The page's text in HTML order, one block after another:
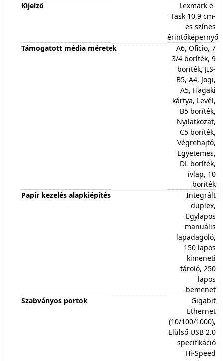
Kijelző
Lexmark e-
Task 10,9 cm-
es színes
érintőképernyő
Támogatott média méretek
A6, Oficio, 7
3/4 boríték, 9
boríték, JIS-
B5, A4, Jogi,
A5, Hagaki
kártya, Levél,
B5 boríték,
Nyilatkozat,
C5 boríték,
Végrehajtó,
Egyetemes,
DL boríték,
ívlap, 10
boríték
Papír kezelés alapkiépítés
Integrált
duplex,
Egylapos
manuális
lapadagoló,
150 lapos
kimeneti
tároló, 250
lapos
bemenet
Szabványos portok
Gigabit
Ethernet
(10/100/1000),
Elülső USB 2.0
specifikáció
Hi-Speed